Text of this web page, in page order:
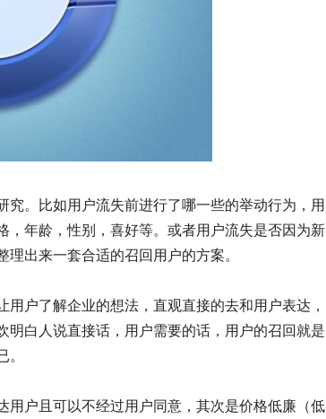
。比如用户流失前进行了哪一些的举动行为，用
，年龄，性别，喜好等。或者用户流失是否因为新
出来一套合适的召回用户的方案。
户了解企业的想法，直观直接的去和用户表达，
白人说直接话，用户需要的话，用户的召回就是
。
用户且可以不经过用户同意，其次是价格低廉（低